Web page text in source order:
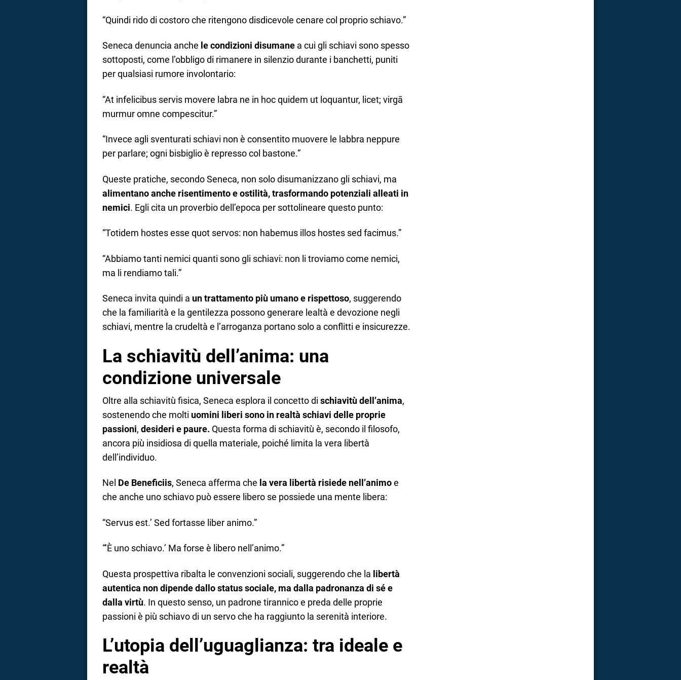
“Quindi rido di costoro che ritengono disdicevole cenare col proprio schiavo.”
Seneca denuncia anche le condizioni disumane a cui gli schiavi sono spesso
sottoposti, come l’obbligo di rimanere in silenzio durante i banchetti, puniti
per qualsiasi rumore involontario:
“At infelicibus servis movere labra ne in hoc quidem ut loquantur, licet; virgā
murmur omne compescitur.”
“Invece agli sventurati schiavi non è consentito muovere le labbra neppure
per parlare; ogni bisbiglio è represso col bastone.”
Queste pratiche, secondo Seneca, non solo disumanizzano gli schiavi, ma
alimentano anche risentimento e ostilità, trasformando potenziali alleati in
nemici. Egli cita un proverbio dell’epoca per sottolineare questo punto:
“Totidem hostes esse quot servos: non habemus illos hostes sed facimus.”
“Abbiamo tanti nemici quanti sono gli schiavi: non li troviamo come nemici,
ma li rendiamo tali.”
Seneca invita quindi a un trattamento più umano e rispettoso, suggerendo
che la familiarità e la gentilezza possono generare lealtà e devozione negli
schiavi, mentre la crudeltà e l’arroganza portano solo a conflitti e insicurezze.
La schiavitù dell’anima: una
condizione universale
Oltre alla schiavitù fisica, Seneca esplora il concetto di schiavitù dell’anima,
sostenendo che molti uomini liberi sono in realtà schiavi delle proprie
passioni, desideri e paure. Questa forma di schiavitù è, secondo il filosofo,
ancora più insidiosa di quella materiale, poiché limita la vera libertà
dell’individuo.
Nel De Beneficiis, Seneca afferma che la vera libertà risiede nell’animoe
che anche uno schiavo può essere libero se possiede una mente libera:
“Servus est.’ Sed fortasse liber animo.”
“‘È uno schiavo.’ Ma forse è libero nell’animo.”
Questa prospettiva ribalta le convenzioni sociali, suggerendo che la libertà
autentica non dipende dallo status sociale, ma dalla padronanza di sé e
dalla virtù. In questo senso, un padrone tirannico e preda delle proprie
passioni è più schiavo di un servo che ha raggiunto la serenità interiore.
L’utopia dell’uguaglianza: tra ideale e
realtà